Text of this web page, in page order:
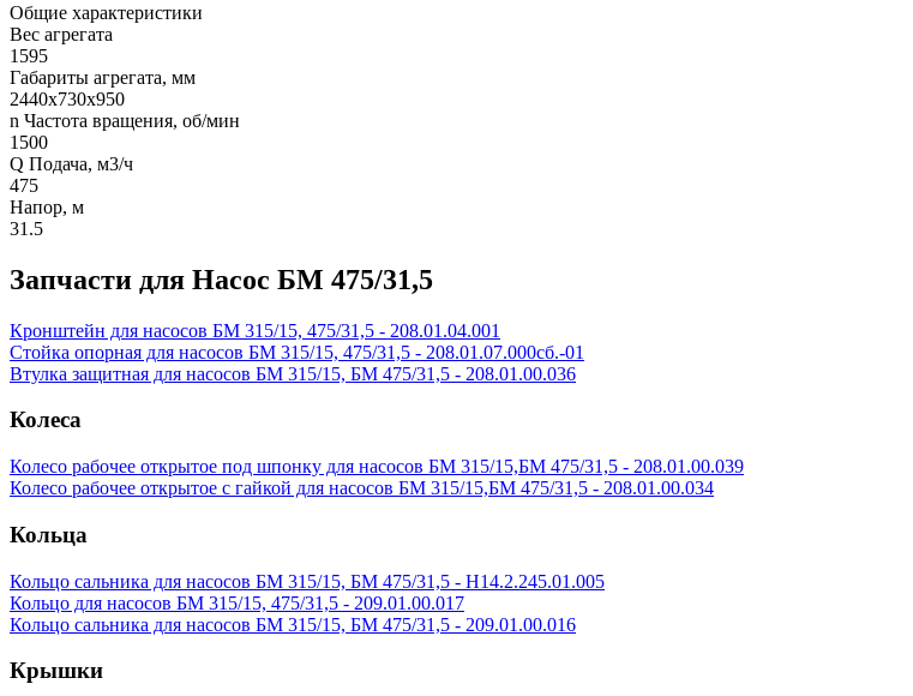
Общие характеристики
Вес агрегата
1595
Габариты агрегата, мм
2440х730х950
n Частота вращения, об/мин
1500
Q Подача, м3/ч
475
Напор, м
31.5
Запчасти для Насос БМ 475/31,5
Кронштейн для насосов БМ 315/15, 475/31,5 - 208.01.04.001
Стойка опорная для насосов БМ 315/15, 475/31,5 - 208.01.07.000сб.-01
Втулка защитная для насосов БМ 315/15, БМ 475/31,5 - 208.01.00.036
Колеса
Колесо рабочее открытое под шпонку для насосов БМ 315/15,БМ 475/31,5 - 208.01.00.039
Колесо рабочее открытое с гайкой для насосов БМ 315/15,БМ 475/31,5 - 208.01.00.034
Кольца
Кольцо сальника для насосов БМ 315/15, БМ 475/31,5 - Н14.2.245.01.005
Кольцо для насосов БМ 315/15, 475/31,5 - 209.01.00.017
Кольцо сальника для насосов БМ 315/15, БМ 475/31,5 - 209.01.00.016
Крышки